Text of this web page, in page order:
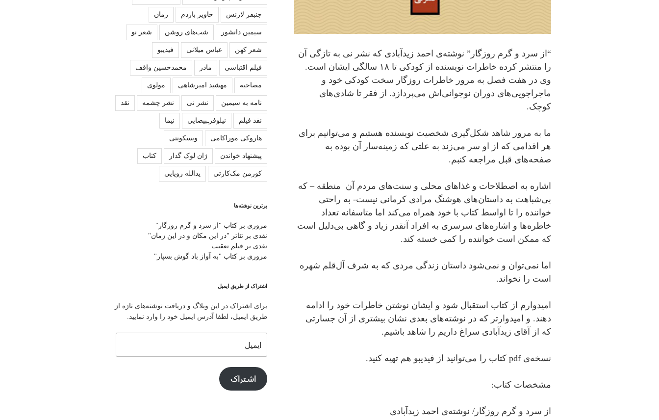
“از سرد و گرم روزگار” نوشته‌ی احمد زیدآبادی که نشر نی به تازگی آن
را منتشر کرده خاطرات نویسنده از کودکی تا ۱۸ سالگی ایشان است.
وی در هفت فصل به مرور خاطرات روزگار سخت کودکی خود و
ماجراجویی‌های دوران نوجوانی‌اش می‌پردازد. از فقر تا شادی‌های
کوچک.
ما به مرور شاهد شکل‌گیری شخصیت نویسنده هستیم و می‌توانیم برای
هر اقدامی که از او سر می‌زند به علتی که زمینه‌سار آن بوده به
صفحه‌های قبل مراجعه کنبم.
اشاره به اصطلاحات و غذاهای محلی و سنت‌های مردم آن منطقه – که
بی‌شباهت به داستان‌های هوشنگ مرادی کرمانی نیست- به راحتی
خواننده را تا اواسط کتاب با خود همراه می‌کند اما متاسفانه تعداد
خاطره‌ها و اشاره‌های سرسری به افراد آنقدر زیاد و گاهی بی‌دلیل است
که ممکن است خواننده را کمی خسته کند.
اما نمی‌توان و نمی‌شود داستان زندگی مردی که به شرف آل‌قلم شهره
است را نخواند.
امیدوارم از کتاب استقبال شود و ایشان نوشتن خاطرات خود را ادامه
دهند. و امیدوارتر که در نوشته‌های بعدی نشان بیشتری از آن جسارتی
که از آقای زیدآبادی سراغ داریم را شاهد باشیم.
نسخه‌ی pdf کتاب را می‌توانید از فیدیبو هم تهیه کنید.
مشخصات کتاب:
از سرد و گرم روزگار/ نوشته‌ی احمد زیدآبادی
جنبفر لارنس خاویر باردم رمان
سیمین دانشور شب‌های روشن شعر نو
شعر کهن عباس میلانی فیدیبو
فیلم اقتباسی مادر محمدحسین واقف
مصاحبه مهشید امیرشاهی مولوی
نامه به سیمین نشر نی نشر چشمه نقد
نقد فیلم نیلوفرـبیضایی نیما
هاروکی موراکامی ویسکونتی
پیشنهاد خواندن ژان لوک گدار کتاب
کورمن مک‌کارتی یدالله رویایی
برترین نوشته‌ها
مروری بر کتاب "از سرد و گرم روزگار"
نقدی بر تئاتر "در این مکان و در این زمان"
نقدی بر فیلم تعقیب
مروری بر کتاب "به آواز باد گوش بسپار"
اشتراک از طریق ایمیل
برای اشتراک در این وبلاگ و دریافت نوشته‌های تازه از
طریق ایمیل، لطفا آدرس ایمیل خود را وارد نمایید.
اشتراک